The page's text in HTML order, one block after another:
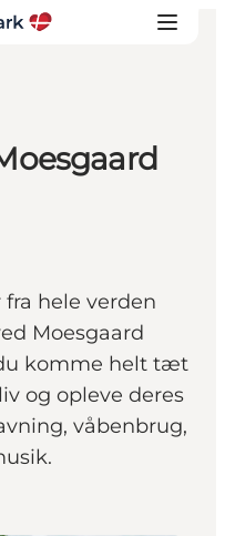
hele verden
Moesgaard
komme helt tæt
og opleve deres
våbenbrug,